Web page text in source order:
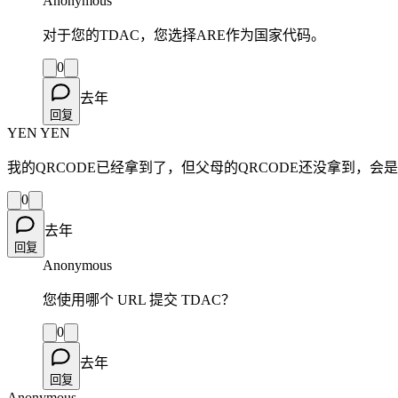
对于您的TDAC，您选择ARE作为国家代码。
0
回复
去年
YEN YEN
我的QRCODE已经拿到了，但父母的QRCODE还没拿到，会是
0
回复
去年
Anonymous
您使用哪个 URL 提交 TDAC？
0
回复
去年